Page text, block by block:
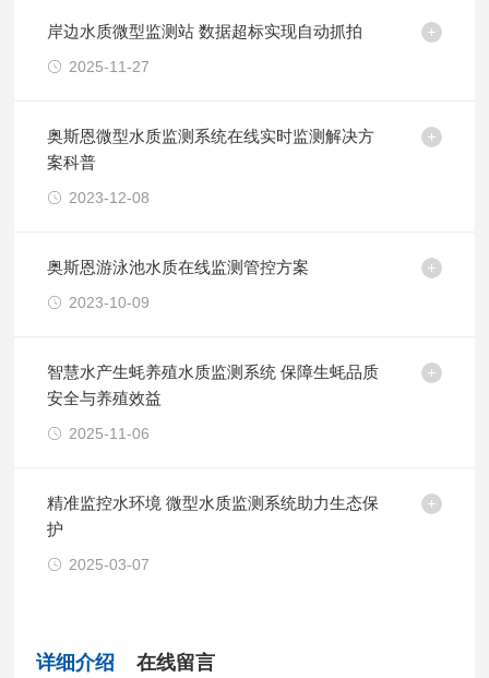
岸边水质微型监测站 数据超标实现自动抓拍
2025-11-27
奥斯恩微型水质监测系统在线实时监测解决方
案科普
2023-12-08
奥斯恩游泳池水质在线监测管控方案
2023-10-09
智慧水产生蚝养殖水质监测系统 保障生蚝品质
安全与养殖效益
2025-11-06
精准监控水环境 微型水质监测系统助力生态保
护
2025-03-07
详细介绍 在线留言